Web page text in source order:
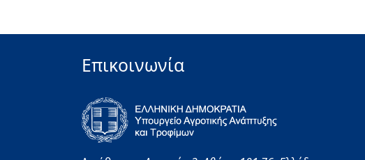
Επικοινωνία